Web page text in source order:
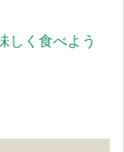
しく食べよう